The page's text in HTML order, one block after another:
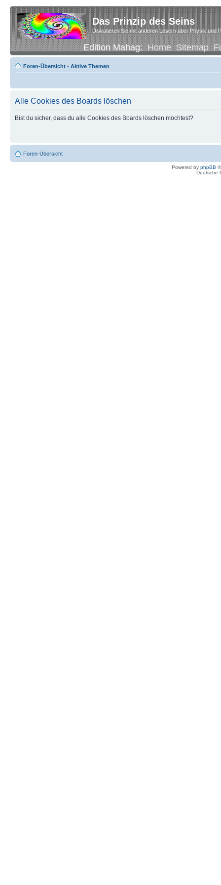
Das Prinzip des Seins
Diskutieren Sie mit anderen Lesern über Physik und
Edition Mahag:Home Sitemap
Foren-Übersicht • Aktive Themen
Alle Cookies des Boards löschen
Bist du sicher, dass du alle Cookies des Boards löschen möchtest?
Foren-Übersicht
Powered by phpBB
Deutsche